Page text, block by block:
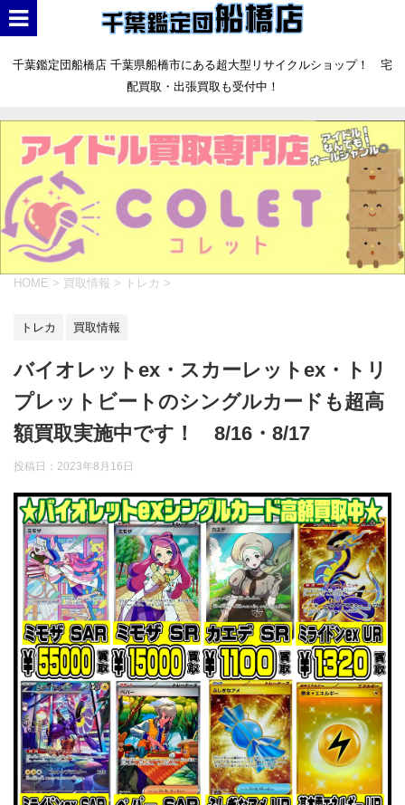
千葉鑑定団船橋店 千葉県船橋市にある超大型リサイクルショップ！ 宅
配買取・出張買取も受付中！
HOME > 買取情報 > トレカ >
トレカ 買取情報
バイオレットex・スカーレットex・トリ
プレットビートのシングルカードも超高
額買取実施中です！ 8/16・8/17
投稿日： 2023年8月16日